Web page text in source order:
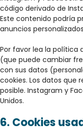
código derivado de
Este contenido podría
anuncios
Por favor lea la política
(que puede cambiar
con sus datos
cookies. Los datos que
posible. Instagram y
Unidos.
6. Cookies